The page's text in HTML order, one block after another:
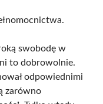
swobodę w
to dobrowolnie.
odpowiednimi
zarówno